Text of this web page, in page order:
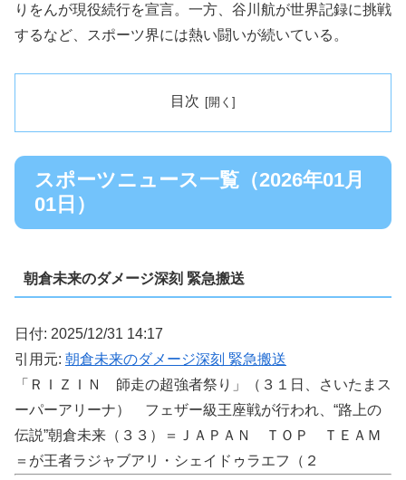
りをんが現役続行を宣言。一方、谷川航が世界記録に挑戦
するなど、スポーツ界には熱い闘いが続いている。
目次
スポーツニュース一覧（2026年01月
01日）
朝倉未来のダメージ深刻 緊急搬送
日付: 2025/12/31 14:17
引用元: 朝倉未来のダメージ深刻 緊急搬送
「ＲＩＺＩＮ 師走の超強者祭り」（３１日、さいたまス
ーパーアリーナ） フェザー級王座戦が行われ、“路上の
伝説”朝倉未来（３３）＝ＪＡＰＡＮ ＴＯＰ ＴＥＡＭ
＝が王者ラジャブアリ・シェイドゥラエフ（２